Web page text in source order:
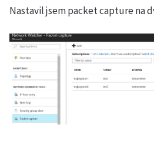
Nastavil jsem packet capture na